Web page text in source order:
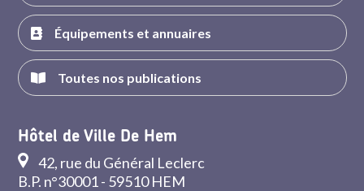
Équipements et annuaires
Toutes nos publications
Hôtel de Ville De Hem
42, rue du Général Leclerc
B.P. n°30001 - 59510 HEM